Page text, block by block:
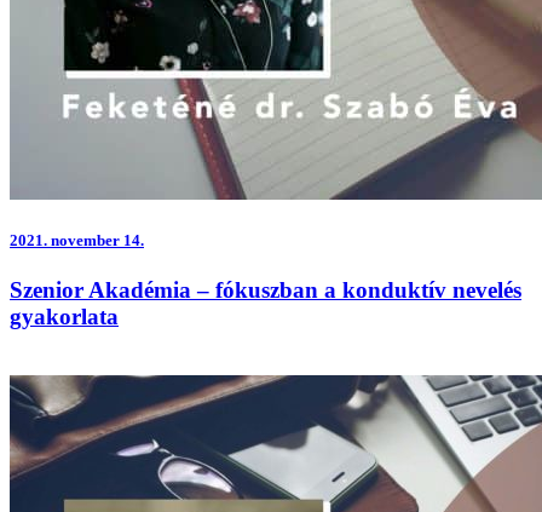
2021. november 14.
Szenior Akadémia – fókuszban a konduktív nevelés
gyakorlata